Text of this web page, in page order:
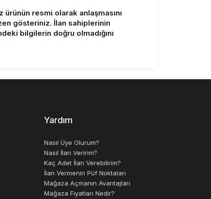
ürünün resmi olarak anlaşmasını
gösteriniz. İlan sahiplerinin
bilgilerin doğru olmadığını
Yardım
Nasıl Üye Olurum?
Nasıl İlan Veririm?
Kaç Adet İlan Verebilirim?
İlan Vermenin Püf Noktaları
Mağaza Açmanın Avantajları
Mağaza Fiyatları Nedir?